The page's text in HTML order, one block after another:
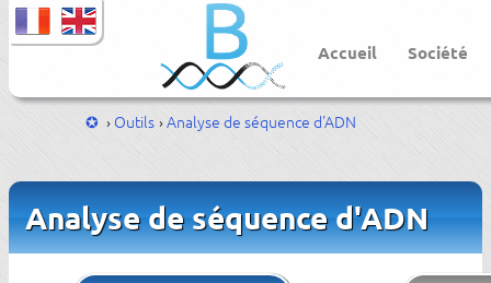
Accueil Société
Outils Analyse de séquence d'ADN
Analyse de séquence d'ADN